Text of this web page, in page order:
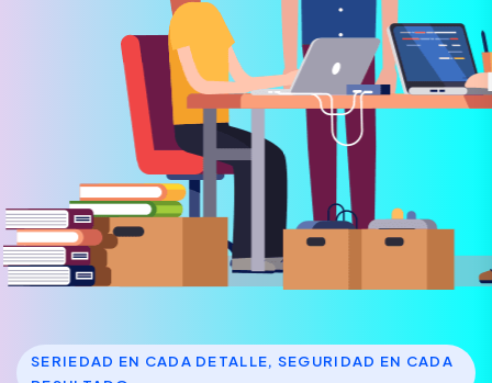
SERIEDAD EN CADA DETALLE, SEGURIDAD EN CADA